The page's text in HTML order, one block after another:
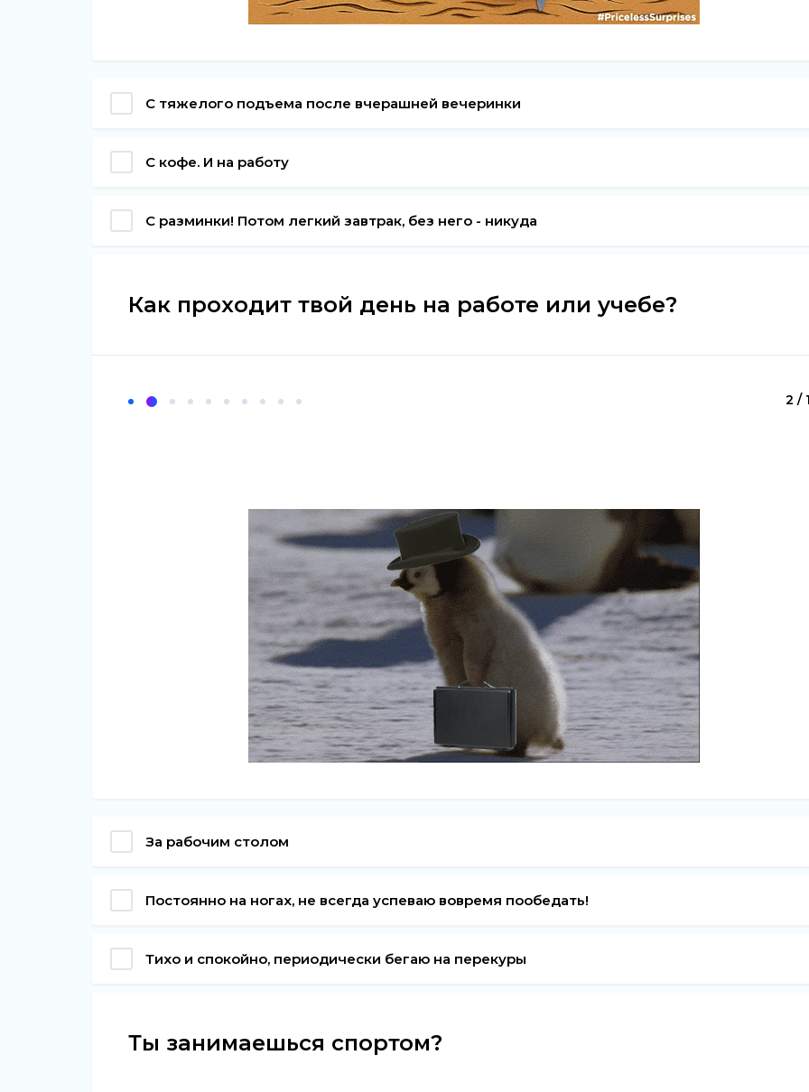
С тяжелого подъема после вчерашней вечеринки
С кофе. И на работу
С разминки! Потом легкий завтрак, без него - никуда
Как проходит твой день на работе или учебе?
2 /
За рабочим столом
Постоянно на ногах, не всегда успеваю вовремя пообедать!
Тихо и спокойно, периодически бегаю на перекуры
Ты занимаешься спортом?